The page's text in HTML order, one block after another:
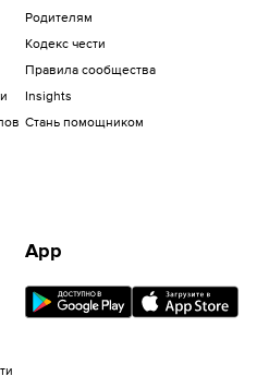
Родителям
Кодекс чести
Правила сообщества
Insights
Стань помощником
App